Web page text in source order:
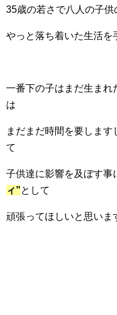
35歳の若さで八人の子供
やっと落ち着いた生活を
一番下の子はまだ生まれ
は
まだまだ時間を要します
て
子供達に影響を及ぼす事
ィ”として
頑張ってほしいと思いま